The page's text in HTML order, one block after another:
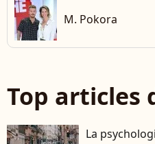
M. Pokora
Top articles
La